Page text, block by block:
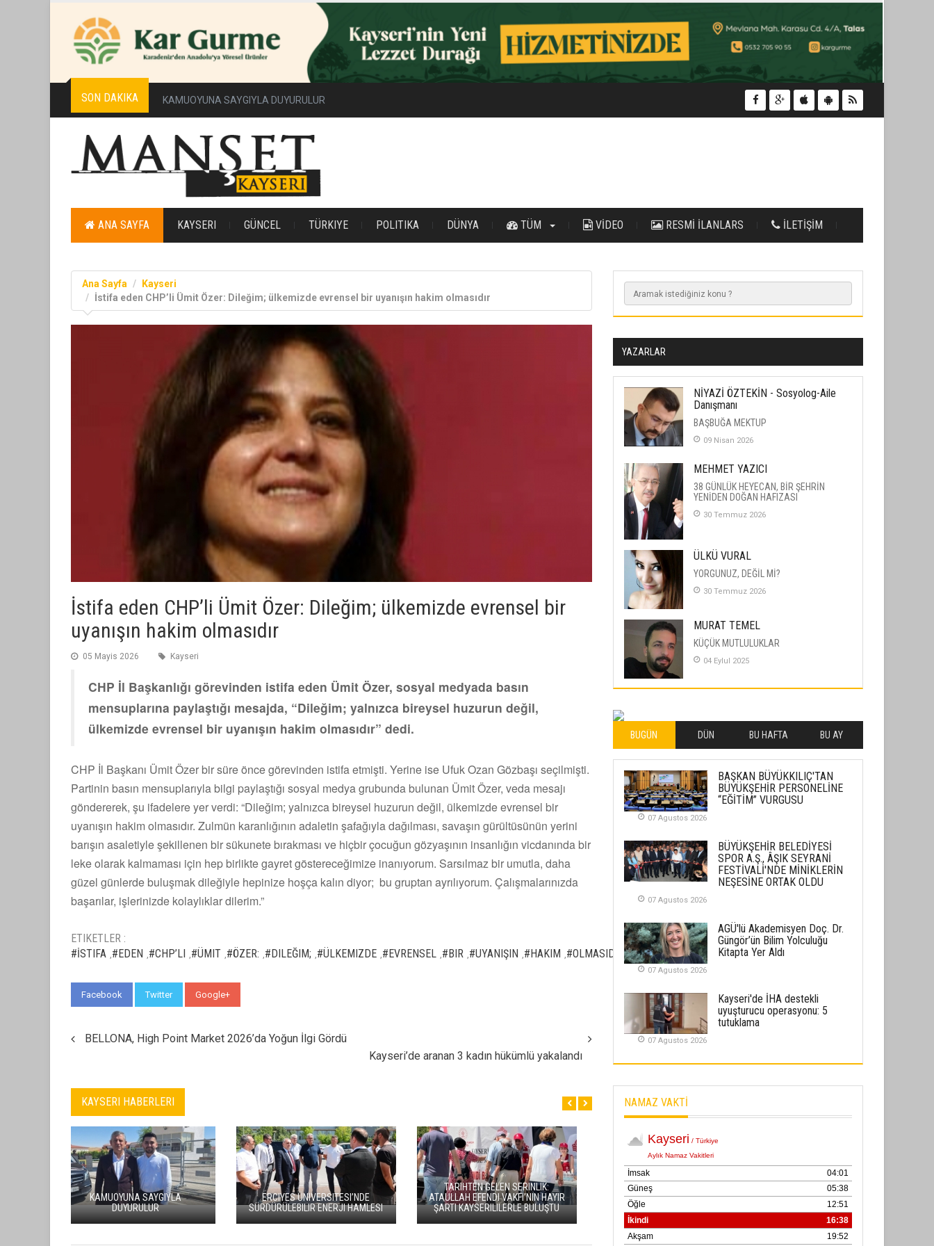
SON DAKIKA Erciyes Üniversitesi’nde Sürdürülebilir Enerji Hamlesi
ANA SAYFA KAYSERI GÜNCEL TÜRKIYE POLITIKA DÜNYA TÜM VİDEO RESMİ İLANLARS İLETİŞİM
Ana Sayfa
Kayseri
İstifa eden CHP’li Ümit Özer: Dileğim; ülkemizde evrensel bir uyanışın hakim olmasıdır
İstifa eden CHP’li Ümit Özer: Dileğim; ülkemizde evrensel bir
uyanışın hakim olmasıdır
05 Mayis 2026 Kayseri
CHP İl Başkanlığı görevinden istifa eden Ümit Özer, sosyal medyada basın
mensuplarına paylaştığı mesajda, “Dileğim; yalnızca bireysel huzurun değil,
ülkemizde evrensel bir uyanışın hakim olmasıdır” dedi.
CHP İl Başkanı Ümit Özer bir süre önce görevinden istifa etmişti. Yerine ise Ufuk Ozan Gözbaşı seçilmişti.
Partinin basın mensuplarıyla bilgi paylaştığı sosyal medya grubunda bulunan Ümit Özer, veda mesajı
göndererek, şu ifadelere yer verdi: “Dileğim; yalnızca bireysel huzurun değil, ülkemizde evrensel bir
uyanışın hakim olmasıdır. Zulmün karanlığının adaletin şafağıyla dağılması, savaşın gürültüsünün yerini
barışın asaletiyle şekillenen bir sükunete bırakması ve hiçbir çocuğun gözyaşının insanlığın vicdanında bir
leke olarak kalmaması için hep birlikte gayret göstereceğimize inanıyorum. Sarsılmaz bir umutla, daha
güzel günlerde buluşmak dileğiyle hepinize hoşça kalın diyor; bu gruptan ayrılıyorum. Çalışmalarınızda
başarılar, işlerinizde kolaylıklar dilerim.”
ETIKETLER :
#İSTIFA #EDEN #CHP’LI #ÜMIT #ÖZER: #DILEĞIM; #ÜLKEMIZDE #EVRENSEL #BIR #UYANIŞIN #HAKIM #OLMASIDIR ,
Facebook Twitter Google+
BELLONA, High Point Market 2026’da Yoğun İlgi Gördü
Kayseri’de aranan 3 kadın hükümlü yakalandı
KAYSERI HABERLERI
ANTİKACILAR, TALAS’TA
BULUŞUYOR
MELİKGAZİ KENTSEL DÖNÜŞÜMLE
YÜKSELİYOR
“HÜRMETÇİ SOFRASI YENİLENEN
YÜZÜYLE TURİZMİN YENİ BULUŞMA
NOKTASI OLDU”
YAZARLAR
NİYAZİ ÖZTEKİN - Sosyolog-Aile
Danışmanı
BAŞBUĞA MEKTUP
09 Nisan 2026
MEHMET YAZICI
38 GÜNLÜK HEYECAN, BİR ŞEHRİN
YENİDEN DOĞAN HAFIZASI
30 Temmuz 2026
ÜLKÜ VURAL
YORGUNUZ, DEĞİL Mİ?
30 Temmuz 2026
MURAT TEMEL
KÜÇÜK MUTLULUKLAR
04 Eylul 2025
26 Subat 2026
METİN ERTEM
YENİ HİCRİ YIL VE ÜLKEMİZDE
YAŞANANLAR!
21 Haziran 2026
SEMRA ŞAHİN
KENDİNE UYANMAK
30 Temmuz 2026
İlgi Alanlarımız ve Biz
02 Ekim 2025
Kayserispor, Rizespor’la Nihayet 3
puana Ulaştı
01 Mayis 2026
BUGÜN DÜN BU HAFTA BU AY
BAŞKAN BÜYÜKKILIÇ'TAN
BÜYÜKŞEHİR PERSONELİNE
“EĞİTİM” VURGUSU
07 Agustos 2026
BÜYÜKŞEHİR BELEDİYESİ
SPOR A.Ş., ÂŞIK SEYRANİ
FESTİVALİ'NDE MİNİKLERİN
NEŞESİNE ORTAK OLDU
07 Agustos 2026
AGÜ'lü Akademisyen Doç. Dr.
Güngör’ün Bilim Yolculuğu
Kitapta Yer Aldı
07 Agustos 2026
Kayseri'de İHA destekli
uyuşturucu operasyonu: 5
tutuklama
07 Agustos 2026
NAMAZ VAKTİ